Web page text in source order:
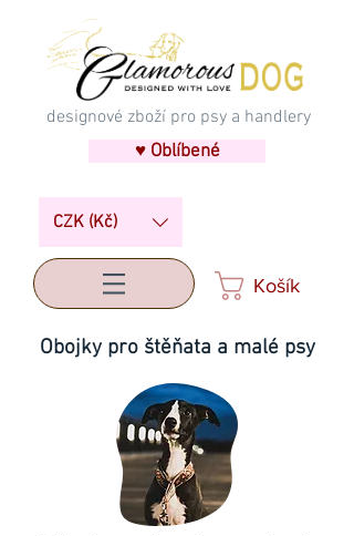
designové zboží pro psy a handlery
♥ Oblíbené
CZK (Kč)
Košík
Obojky pro štěňata a malé psy